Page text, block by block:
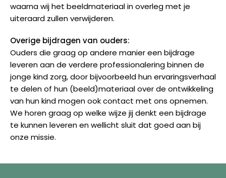
waarna wij het beeldmateriaal in overleg met je
uiteraard zullen verwijderen.
Overige bijdragen van ouders:
Ouders die graag op andere manier een bijdrage
leveren aan de verdere professionalering binnen de
jonge kind zorg, door bijvoorbeeld hun ervaringsverhaal
te delen of hun (beeld)materiaal over de ontwikkeling
van hun kind mogen ook contact met ons opnemen.
We horen graag op welke wijze jij denkt een bijdrage
te kunnen leveren en wellicht sluit dat goed aan bij
onze missie.